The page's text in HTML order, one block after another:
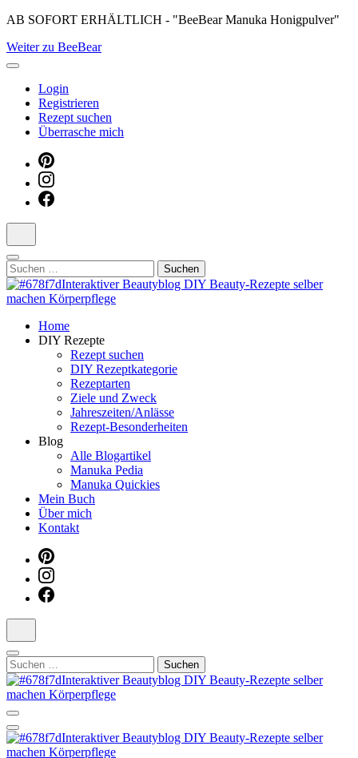
Skip
content
(Press
AB SOFORT ERHÄLTLICH - "BeeBear Manuka Honigpulver"
Weiter zu BeeBear
Login
Registrieren
Rezept suchen
Überrasche mich
Suchen
nach:
Manuka Magic – Natürlich schön:
Dein interaktiver DIY Beautyblog
Dein persönlicher interaktiver DIY Beautyblog
Home
DIY Rezepte
Rezept suchen
DIY Rezeptkategorie
Rezeptarten
Ziele und Zweck
Jahreszeiten/Anlässe
Rezept-Besonderheiten
Blog
Alle Blogartikel
Manuka Pedia
Manuka Quickies
Mein Buch
Über mich
Kontakt
Suchen
nach:
Manuka Magic – Natürlich schön: